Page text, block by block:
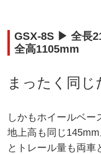
GSX-8S ▶ 全長
全高1105mm
まったく同じ
しかもホイールベ
地上高も同じ
とトレール量も両車